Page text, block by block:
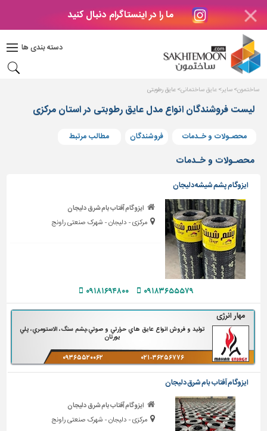
ما را در اینستاگرام دنبال کنید
دسته بندی ها
دکوراسیون
بتن
های
بتنی
و
پنجره
ساختمانی
پله،
نرده
و
حفاظ
دیوارپوش،
سنگ
سرویس
بهداشتی
ابزار،یراق
و
ماشین
آلات
برقی،روشنایی،ایمنی
ساختمون سایر عایق ساختمانی عایق رطوبتی
لیست فروشندگان انواع مدل عایق رطوبتی در استان مرکزی
محصـولات و خـدمات فروشندگان مطالب مرتبط
محصـولات و خـدمات
ایزوگام پشم شیشه دلیجان
ایزوگام آفتاب بام شرق دلیجان
مرکزی - دلیجان - شهرک صنعتی راونج
۰۹۱۸۳۶۵۵۵۷۹ ۰۹۱۸۱۶۹۴۸۰۰
مهار انرژی
توليد و فروش انواع عايق هاي حرارتي و صوتي،پشم سنگ، الاستومري، پلي
يورتان
۰۹۳۶۵۵۲۰۰۶۲ ۰۲۱-۳۶۲۵۶۷۷۶
ایزوگام آفتاب بام شرق دلیجان
ایزوگام آفتاب بام شرق دلیجان
مرکزی - دلیجان - شهرک صنعتی راونج